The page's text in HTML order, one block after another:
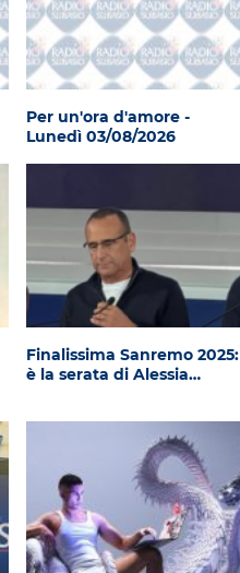
Per un'ora d'amore -
Lunedì 03/08/2026
Finalissima Sanremo 2025:
è la serata di Alessia…